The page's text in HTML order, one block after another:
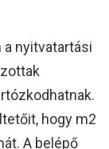
nyitvatartási
hogy m2
A belépő